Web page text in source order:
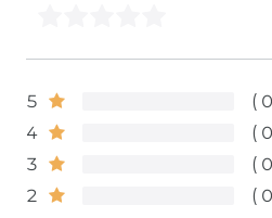
5
0
4
0
3
0
2
0